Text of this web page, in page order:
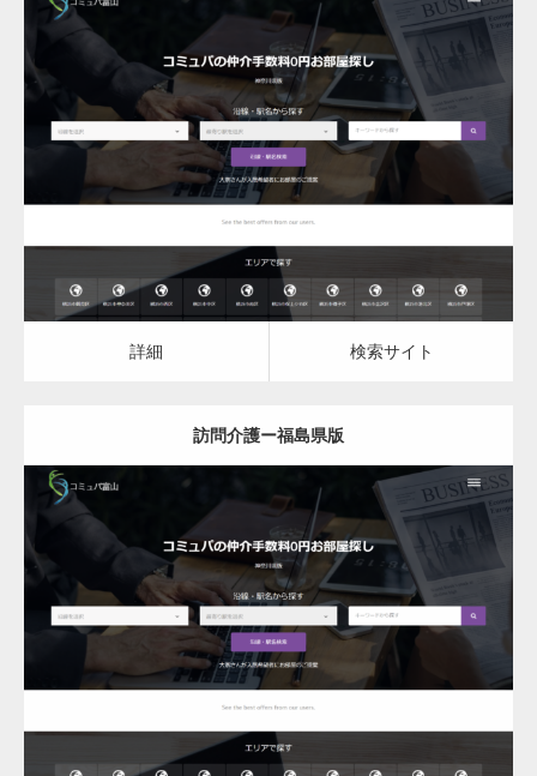
更新日： 2023.03.08
訪問介護
詳細 検索サイト
詳細 検索サイト
訪問介護ー福島県版
更新日： 2023.03.08
訪問介護
詳細 検索サイト
変幻自在、あらゆる業種に対応可能な新しい
カスタム投稿タイプ実…
一般社団法人高齢者支援協会がコミュパ.com
通常投稿
Hello world!